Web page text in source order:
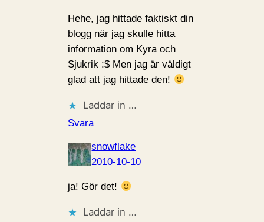
Hehe, jag hittade faktiskt din
blogg när jag skulle hitta
information om Kyra och
Sjukrik :$ Men jag är väldigt
glad att jag hittade den!
Laddar in …
Svara
snowflake
2010-10-10
ja! Gör det!
Laddar in …